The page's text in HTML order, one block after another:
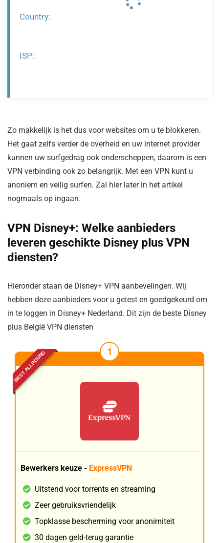
Country:
ISP:
Zo makkelijk is het dus voor websites om u te blokkeren.
Het gaat zelfs verder de overheid en uw internet provider
kunnen uw surfgedrag ook onderscheppen, daarom is een
VPN verbinding ook zo belangrijk. Met een VPN kunt u
anoniem en veilig surfen. Zal hier later in het artikel
nogmaals op ingaan.
VPN Disney+: Welke aanbieders
leveren geschikte Disney plus VPN
diensten?
Hieronder staan de Disney+ VPN aanbevelingen. Wij
hebben deze aanbieders voor u getest en goedgekeurd om
in te loggen in Disney+ Nederland. Dit zijn de beste Disney
plus België VPN diensten
BEST ALLROUND 1
Bewerkers keuze - ExpressVPN
Uitstend voor torrents en streaming
Zeer gebruiksvriendelijk
Topklasse bescherming voor anonimiteit
30 dagen geld-terug garantie